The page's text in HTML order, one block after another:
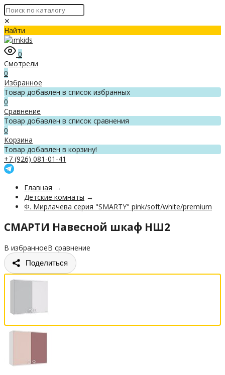
✕
Найти
0
Смотрели
0
Избранное
Товар добавлен в список избранных
0
Сравнение
Товар добавлен в список сравнения
0
Корзина
Товар добавлен в корзину!
+7 (926) 081-01-41
Главная →
Детские комнаты →
Ф. Мирлачева серия "SMARTY" pink/soft/white/premium
СМАРТИ Навесной шкаф НШ2
В избранноеВ сравнение
Поделиться